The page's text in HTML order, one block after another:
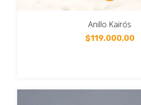
Anillo Kairós
$119.000,00